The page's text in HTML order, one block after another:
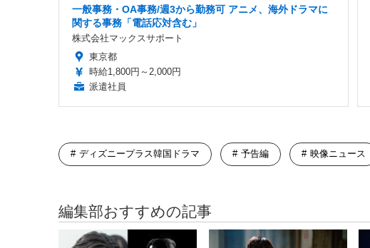
一般事務・OA事務/週3から勤務可 アニメ、海外ドラマに
関する事務「電話応対含む」
株式会社マックスサポート
東京都
時給1,800円～2,000円
派遣社員
ディズニープラス韓国ドラマ 予告編 映像ニュース
編集部おすすめの記事